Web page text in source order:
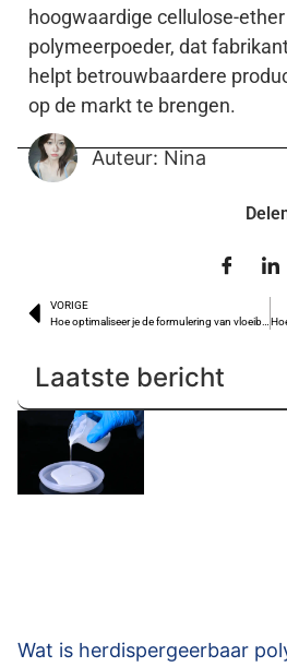
hoogwaardige cellulose-
polymeerpoeder, dat
helpt betrouwbaardere
op de markt te brengen.
Auteur: Nina
VORIGE
Laatste bericht
Wat is herdispergeerbaar